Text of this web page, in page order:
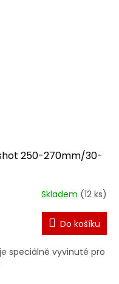
250-270mm/30-
Skladem (12 ks)
Do košíku
speciálně vyvinuté pro